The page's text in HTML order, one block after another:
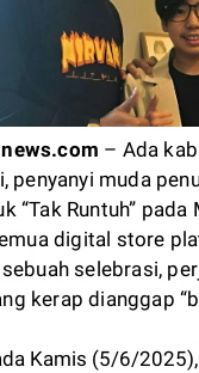
– Ada
penyanyi muda
“Tak Runtuh”
digital store
selebrasi,
kerap dianggap
Kamis (5/6/